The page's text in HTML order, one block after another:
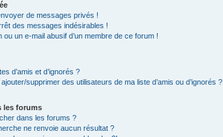
de messages privés !
des messages indésirables !
ou un e-mail abusif d’un membre de ce forum !
d’amis et d’ignorés ?
supprimer des utilisateurs de ma liste d’amis ou d’ignorés ?
les forums
dans les forums ?
ne renvoie aucun résultat ?